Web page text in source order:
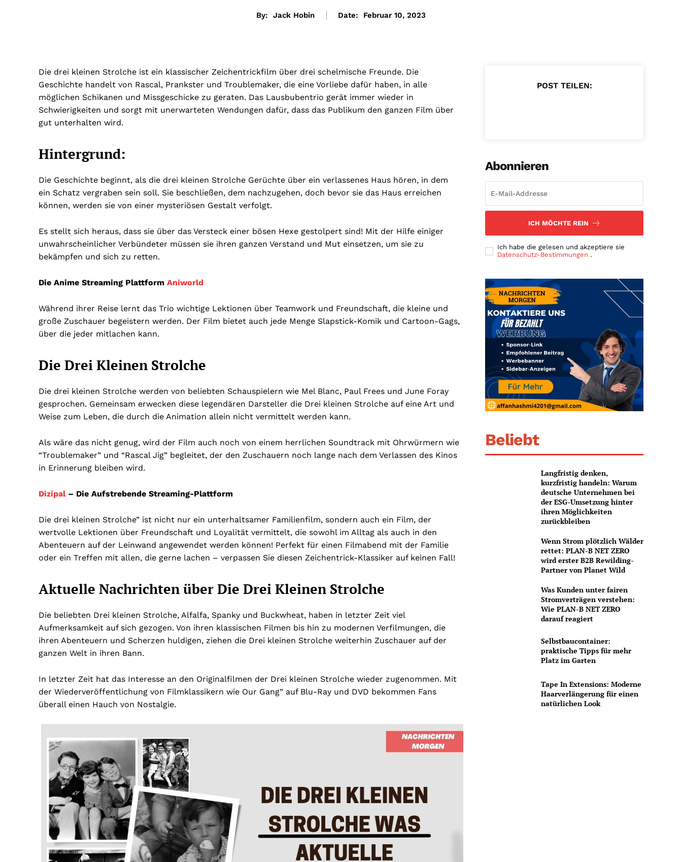
By: Jack Hobin Date: Februar 10, 2023
Die drei kleinen Strolche ist ein klassischer Zeichentrickfilm über drei schelmische Freunde. Die
Geschichte handelt von Rascal, Prankster und Troublemaker, die eine Vorliebe dafür haben, in alle
möglichen Schikanen und Missgeschicke zu geraten. Das Lausbubentrio gerät immer wieder in
Schwierigkeiten und sorgt mit unerwarteten Wendungen dafür, dass das Publikum den ganzen Film über
gut unterhalten wird.
Hintergrund:
Die Geschichte beginnt, als die drei kleinen Strolche Gerüchte über ein verlassenes Haus hören, in dem
ein Schatz vergraben sein soll. Sie beschließen, dem nachzugehen, doch bevor sie das Haus erreichen
können, werden sie von einer mysteriösen Gestalt verfolgt.
Es stellt sich heraus, dass sie über das Versteck einer bösen Hexe gestolpert sind! Mit der Hilfe einiger
unwahrscheinlicher Verbündeter müssen sie ihren ganzen Verstand und Mut einsetzen, um sie zu
bekämpfen und sich zu retten.
Die Anime Streaming Plattform Aniworld
Während ihrer Reise lernt das Trio wichtige Lektionen über Teamwork und Freundschaft, die kleine und
große Zuschauer begeistern werden. Der Film bietet auch jede Menge Slapstick-Komik und Cartoon-Gags,
über die jeder mitlachen kann.
Die Drei Kleinen Strolche
Die drei kleinen Strolche werden von beliebten Schauspielern wie Mel Blanc, Paul Frees und June Foray
gesprochen. Gemeinsam erwecken diese legendären Darsteller die Drei kleinen Strolche auf eine Art und
Weise zum Leben, die durch die Animation allein nicht vermittelt werden kann.
Als wäre das nicht genug, wird der Film auch noch von einem herrlichen Soundtrack mit Ohrwürmern wie
“Troublemaker” und “Rascal Jig” begleitet, der den Zuschauern noch lange nach dem Verlassen des Kinos
in Erinnerung bleiben wird.
Dizipal– Die Aufstrebende Streaming-Plattform
Die drei kleinen Strolche” ist nicht nur ein unterhaltsamer Familienfilm, sondern auch ein Film, der
wertvolle Lektionen über Freundschaft und Loyalität vermittelt, die sowohl im Alltag als auch in den
Abenteuern auf der Leinwand angewendet werden können! Perfekt für einen Filmabend mit der Familie
oder ein Treffen mit allen, die gerne lachen – verpassen Sie diesen Zeichentrick-Klassiker auf keinen Fall!
Aktuelle Nachrichten über Die Drei Kleinen Strolche
Die beliebten Drei kleinen Strolche, Alfalfa, Spanky und Buckwheat, haben in letzter Zeit viel
Aufmerksamkeit auf sich gezogen. Von ihren klassischen Filmen bis hin zu modernen Verfilmungen, die
ihren Abenteuern und Scherzen huldigen, ziehen die Drei kleinen Strolche weiterhin Zuschauer auf der
ganzen Welt in ihren Bann.
In letzter Zeit hat das Interesse an den Originalfilmen der Drei kleinen Strolche wieder zugenommen. Mit
der Wiederveröffentlichung von Filmklassikern wie Our Gang” auf Blu-Ray und DVD bekommen Fans
überall einen Hauch von Nostalgie.
POST TEILEN:
Abonnieren
ICH MÖCHTE REIN
Ich habe die gelesen und akzeptiere sie
Datenschutz-Bestimmungen .
Beliebt
Langfristig denken,
kurzfristig handeln: Warum
deutsche Unternehmen bei
der ESG-Umsetzung hinter
ihren Möglichkeiten
zurückbleiben
Wenn Strom plötzlich Wälder
rettet: PLAN-B NET ZERO
wird erster B2B Rewilding-
Partner von Planet Wild
Was Kunden unter fairen
Stromverträgen verstehen:
Wie PLAN-B NET ZERO
darauf reagiert
Selbstbaucontainer:
praktische Tipps für mehr
Platz im Garten
Tape In Extensions: Moderne
Haarverlängerung für einen
natürlichen Look